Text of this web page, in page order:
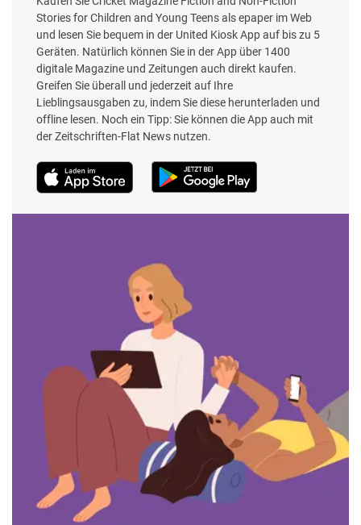
Stories for Children and Young Teens als epaper im Web
und lesen Sie bequem in der United Kiosk App auf bis zu 5
Geräten. Natürlich können Sie in der App über 1400
digitale Magazine und Zeitungen auch direkt kaufen.
Greifen Sie überall und jederzeit auf Ihre
Lieblingsausgaben zu, indem Sie diese herunterladen und
offline lesen. Noch ein Tipp: Sie können die App auch mit
der Zeitschriften-Flat News nutzen.